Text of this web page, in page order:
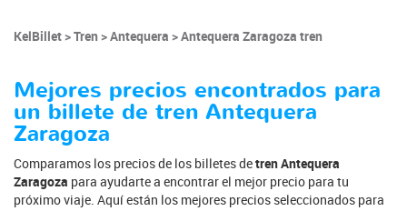
KelBillet Tren Antequera Antequera Zaragoza tren
Mejores precios encontrados para
un billete de tren Antequera
Zaragoza
Comparamos los precios de los billetes detren Antequera
Zaragoza para ayudarte a encontrar el mejor precio para tu
próximo viaje. Aquí están los mejores precios seleccionados para